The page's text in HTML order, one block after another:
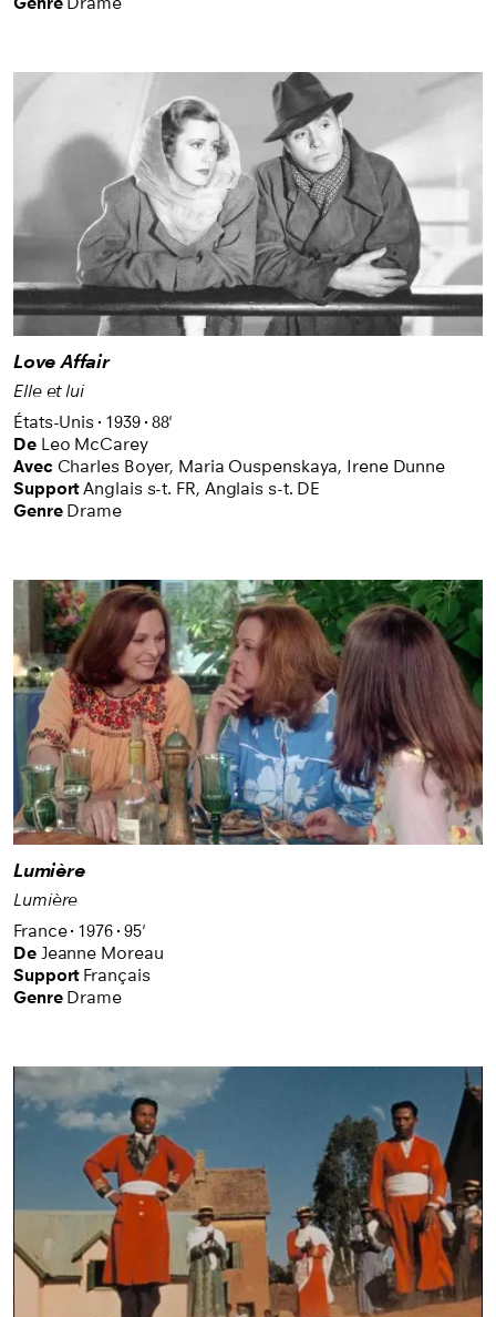
Love Affair
Elle et lui
États-Unis
1939 88'
De Leo McCarey
Avec Charles Boyer, Maria Ouspenskaya, Irene Dunne
Support Anglais s-t. FR, Anglais s-t. DE
Genre Drame
Lumière
Lumière
France 1976 95'
De Jeanne Moreau
Support Français
Genre Drame